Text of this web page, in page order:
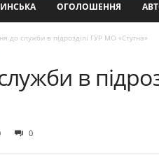
ОГОЛОШЕННЯ
до служби в підрозділі ГУР МО «Стугна»
в
0